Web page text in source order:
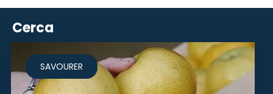
Cerca
SAVOURER